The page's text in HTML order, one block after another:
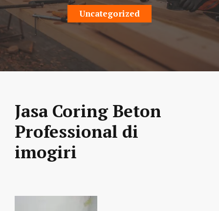
Uncategorized
Jasa Coring Beton
Professional di
imogiri